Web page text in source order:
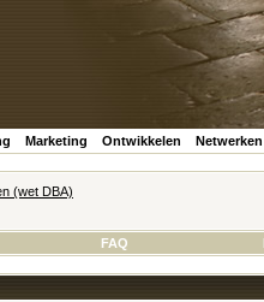
Marketing Ontwikkelen Netwerken
(wet DBA)
FAQ